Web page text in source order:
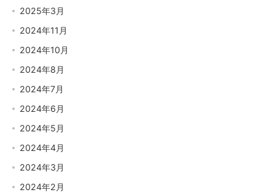
2025年3月
2024年11月
2024年10月
2024年8月
2024年7月
2024年6月
2024年5月
2024年4月
2024年3月
2024年2月